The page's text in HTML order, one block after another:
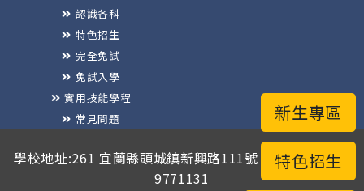
特色招生
新生專區
認識各科
特色招生
完全免試
免試入學
實用技能學程
常見問題
學校地址:261 宜蘭縣頭城鎮新興路111號 / 電話總機:03-
9771131